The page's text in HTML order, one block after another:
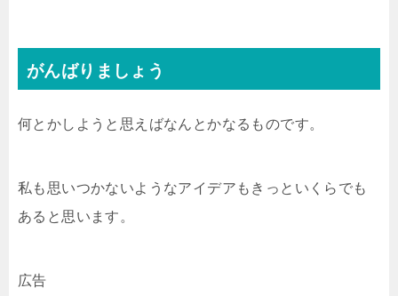
がんばりましょう
何とかしようと思えばなんとかなるものです。
私も思いつかないようなアイデアもきっといくらでも
あると思います。
広告